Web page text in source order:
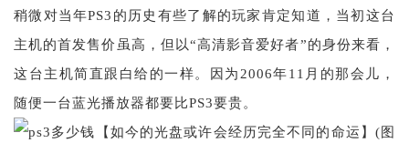
稍微对当年PS3的历史有些了解的玩家肯定知道，当初这台
主机的首发售价虽高，但以“高清影音爱好者”的身份来看，
这台主机简直跟白给的一样。因为2006年11月的那会儿，
随便一台蓝光播放器都要比PS3要贵。